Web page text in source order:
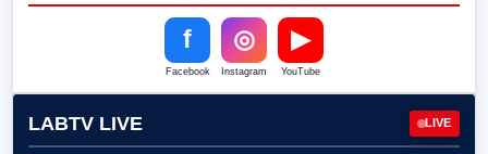
f
Facebook
◎
Instagram
▶
YouTube
LABTV LIVE LIVE